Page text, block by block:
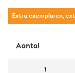
Extra exemplaren,
Aantal
1